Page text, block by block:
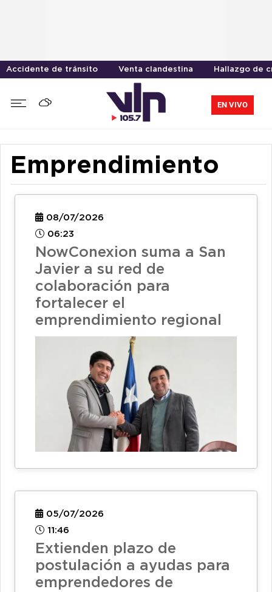
Accidente de tránsito Venta clandestina Hallazgo de
EN VIVO
Emprendimiento
08/07/2026
06:23
NowConexion suma a San
Javier a su red de
colaboración para
fortalecer el
emprendimiento regional
05/07/2026
11:46
Extienden plazo de
postulación a ayudas para
emprendedores de